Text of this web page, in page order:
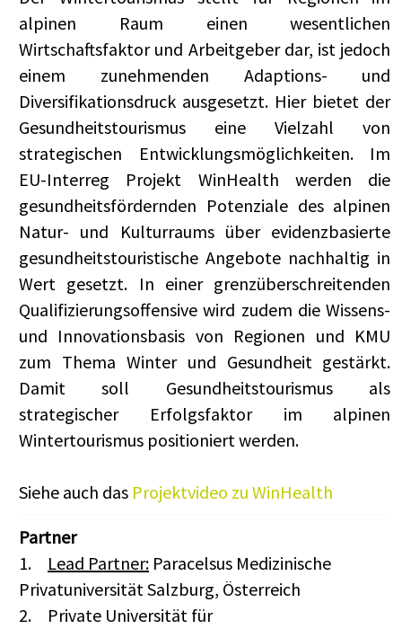
alpinen Raum einen wesentlichen
Wirtschaftsfaktor und Arbeitgeber dar, ist jedoch
einem zunehmenden Adaptions- und
Diversifikationsdruck ausgesetzt. Hier bietet der
Gesundheitstourismus eine Vielzahl von
strategischen Entwicklungsmöglichkeiten. Im
EU-Interreg Projekt WinHealth werden die
gesundheitsfördernden Potenziale des alpinen
Natur- und Kulturraums über evidenzbasierte
gesundheitstouristische Angebote nachhaltig in
Wert gesetzt. In einer grenzüberschreitenden
Qualifizierungsoffensive wird zudem die Wissens-
und Innovationsbasis von Regionen und KMU
zum Thema Winter und Gesundheit gestärkt.
Damit soll Gesundheitstourismus als
strategischer Erfolgsfaktor im alpinen
Wintertourismus positioniert werden.
Siehe auch das Projektvideo zu WinHealth
Partner
1.
Lead Partner: Paracelsus Medizinische
Privatuniversität Salzburg, Österreich
2.
Private Universität für